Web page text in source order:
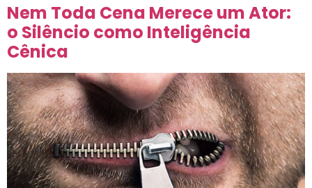
Nem Toda Cena Merece um Ator:
o Silêncio como Inteligência
Cênica